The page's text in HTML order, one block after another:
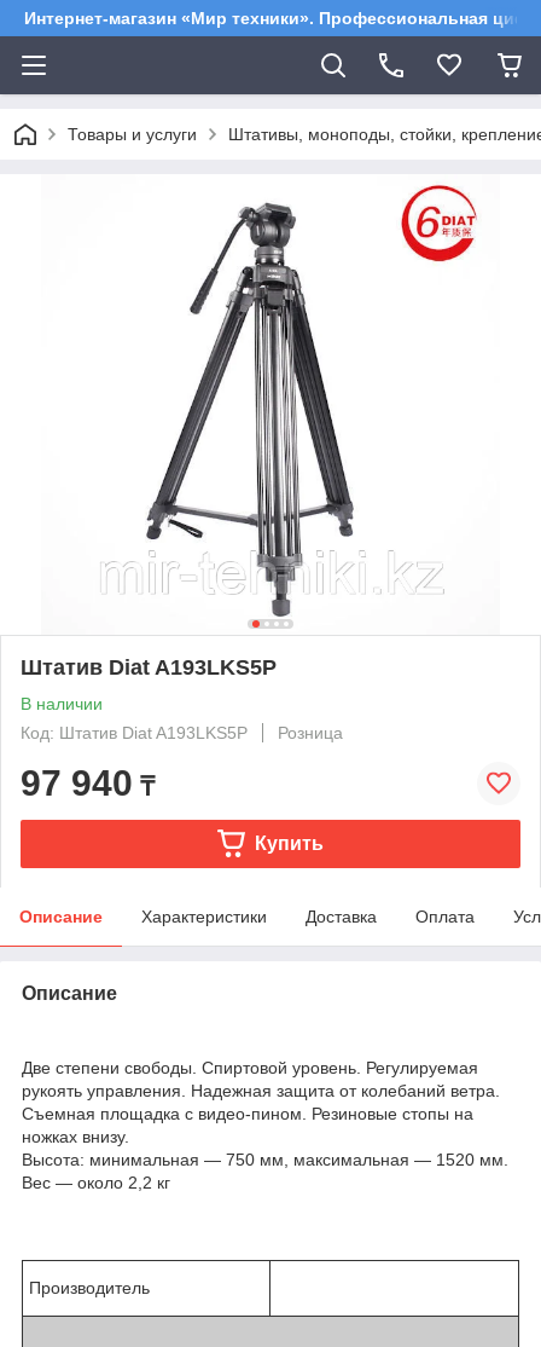
Интернет-магазин «Мир техники». Профессиональная
Товары и услуги Штативы, моноподы, стойки,
Штатив Diat A193LKS5P
В наличии
Код: Штатив Diat A193LKS5P
Розница
97 940 ₸
Купить
Описание Характеристики Доставка Оплата
Описание
Две степени свободы. Спиртовой уровень. Регулируемая
рукоять управления. Надежная защита от колебаний ветра.
Съемная площадка с видео-пином. Резиновые стопы на
ножках внизу.
Высота: минимальная ― 750 мм, максимальная ― 1520 мм.
Вес ― около 2,2 кг
Производитель